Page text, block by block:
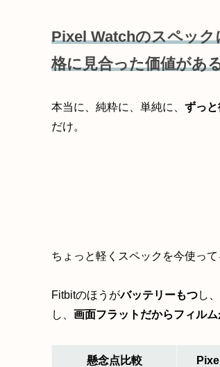
Pixel Watchのスペッ
格に見合った価値があ
本当に、純粋に、単純に、 ずっと
だけ。
ちょっと軽くスペックを今使っ
Fitbitのほうがバッテリーもつし
し、 画面フラットだからフィル
懸念点比較